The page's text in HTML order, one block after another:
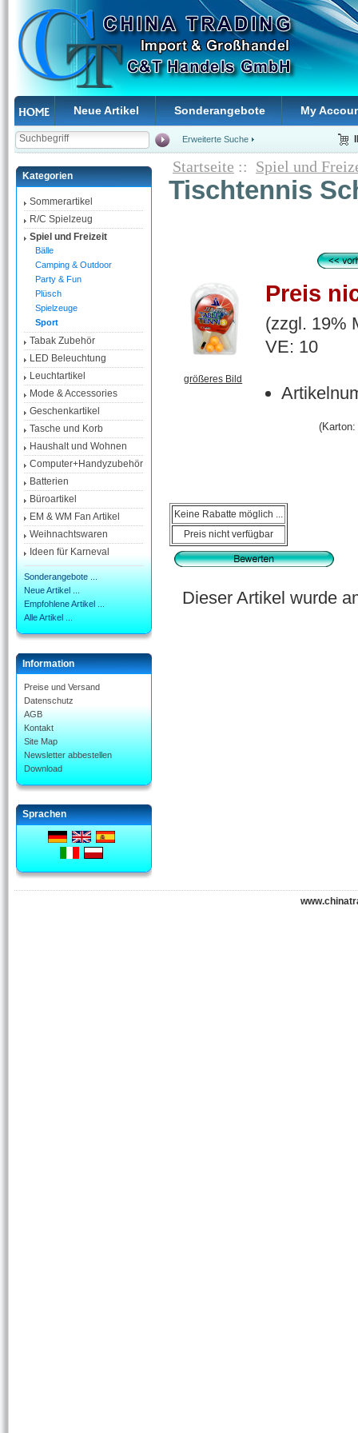
Neue Artikel Sonderangebote My
Erweiterte Suche
Kategorien
Sommerartikel
R/C Spielzeug
Spiel und Freizeit
Bälle
Camping & Outdoor
Party & Fun
Plüsch
Spielzeuge
Sport
Tabak Zubehör
LED Beleuchtung
Leuchtartikel
Mode & Accessories
Geschenkartikel
Tasche und Korb
Haushalt und Wohnen
Computer+Handyzubehör
Batterien
Büroartikel
EM & WM Fan Artikel
Weihnachtswaren
Ideen für Karneval
Sonderangebote ...
Neue Artikel ...
Empfohlene Artikel ...
Alle Artikel ...
Information
Preise und Versand
Datenschutz
AGB
Kontakt
Site Map
Newsletter abbestellen
Download
Sprachen
Startseite :: Spiel und
Tischtennis
größeres Bild
Preis
(zzgl. 19%
VE: 10
Keine Rabatte möglich ...
Preis nicht verfügbar
Dieser Artikel wurde